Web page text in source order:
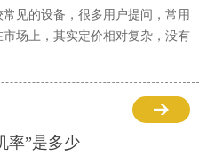
见的设备，很多用户提问，常用
场上，其实定价相对复杂，没有
率”是多少